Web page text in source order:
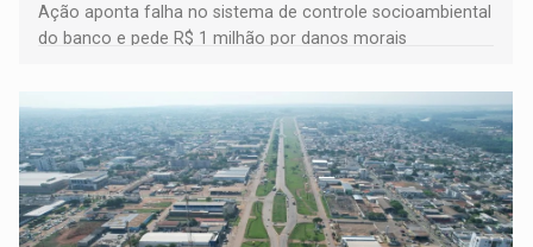
Ação aponta falha no sistema de controle socioambiental
do banco e pede R$ 1 milhão por danos morais